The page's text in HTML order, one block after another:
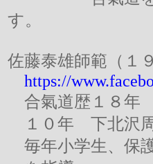
す
佐藤泰雄師範（１
https://
合氣道歴１８年
１０年 下北沢周
毎年小学生、保